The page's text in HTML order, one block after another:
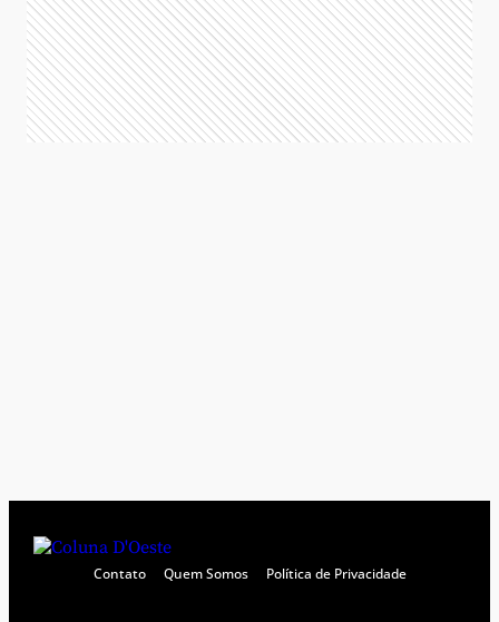
Contato Quem Somos Política de Privacidade